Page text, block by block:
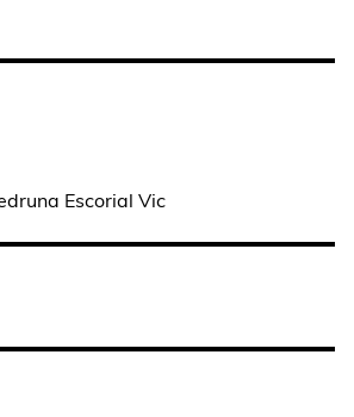
Escorial Vic